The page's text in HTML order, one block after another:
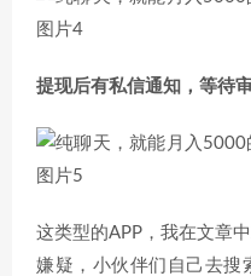
提现后有私信通知，等待
这类型的APP，我在文章
嫌疑，小伙伴们自己去搜